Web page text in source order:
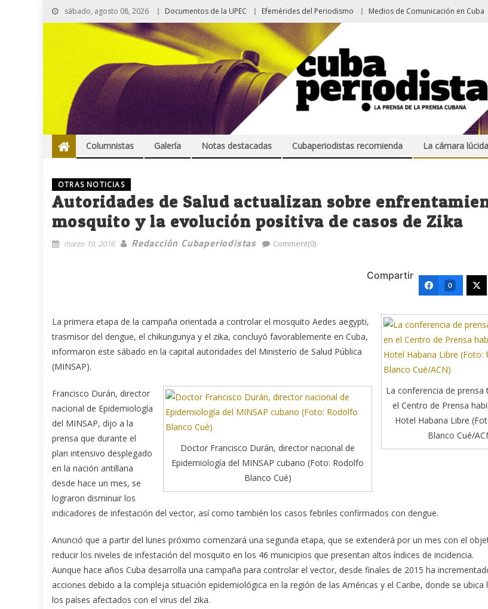
sábado, agosto 08, 2026 Documentos de la UPEC Efemérides del Periodismo Medios de Comunicación en Cuba
Columnistas Galería Notas destacadas Cubaperiodistas recomienda La cámara lúcida
OTRAS NOTICIAS
Autoridades de Salud actualizan sobre
mosquito y la evolución positiva de casos de Zika
marzo 19, 2016 Redacción Cubaperiodistas Comment(0)
Compartir
0
La conferencia de prensa
el Centro de Prensa
Hotel Habana Libre
Blanco Cué/
La primera etapa de la campaña orientada a controlar el mosquito Aedes aegypti,
trasmisor del dengue, el chikungunya y el zika, concluyó favorablemente en Cuba,
informaron este sábado en la capital autoridades del Ministerio de Salud Pública
(MINSAP).
Doctor Francisco Durán, director nacional de
Epidemiología del MINSAP cubano (Foto: Rodolfo
Blanco Cué)
Francisco Durán, director
nacional de Epidemiología
del MINSAP, dijo a la
prensa que durante el
plan intensivo desplegado
en la nación antillana
desde hace un mes, se
lograron disminuir los
indicadores de infestación del vector, así como también los casos febriles confirmados con dengue.
Anunció que a partir del lunes próximo comenzará una segunda etapa, que se extenderá por un mes con el
reducir los niveles de infestación del mosquito en los 46 municipios que presentan altos índices de incidencia.
Aunque hace años Cuba desarrolla una campaña para controlar el vector, desde finales de 2015 ha
acciones debido a la compleja situación epidemiológica en la región de las Américas y el Caribe, donde se ubica
los países afectados con el virus del zika.